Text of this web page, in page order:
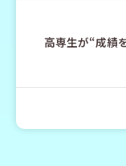
高専生が“成績